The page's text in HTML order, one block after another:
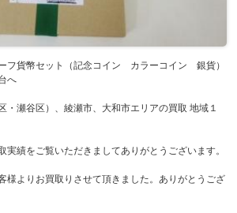
フ貨幣セット（記念コイン カラーコイン 銀貨）
へ
・瀬谷区）、綾瀬市、大和市エリアの買取 地域１
実績をご覧いただきましてありがとうございます。
様よりお買取りさせて頂きました。ありがとうござ